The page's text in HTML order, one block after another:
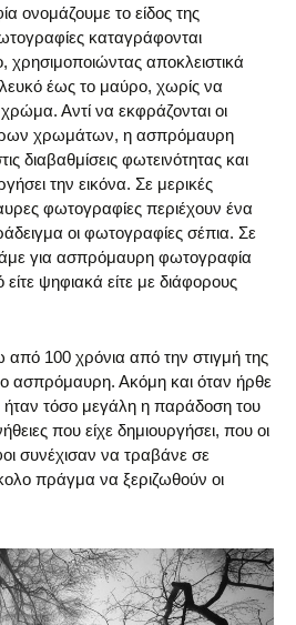
ονομάζουμε το είδος της
καταγράφονται
αποκλειστικά
έως το μαύρο, χωρίς να
Αντί να εκφράζονται οι
χρωμάτων, η ασπρόμαυρη
διαβαθμίσεις φωτεινότητας και
την εικόνα. Σε μερικές
φωτογραφίες περιέχουν ένα
οι φωτογραφίες σέπια. Σε
για ασπρόμαυρη φωτογραφία
είτε ψηφιακά είτε με διάφορους
100 χρόνια από την στιγμή της
ασπρόμαυρη. Ακόμη και όταν ήρθε
τόσο μεγάλη η παράδοση του
που είχε δημιουργήσει, που οι
συνέχισαν να τραβάνε σε
πράγμα να ξεριζωθούν οι